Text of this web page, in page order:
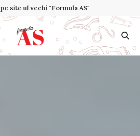
pe site ul vechi "Formula AS"